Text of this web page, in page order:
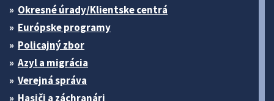
Okresné úrady/Klientske centrá
Európske programy
Policajný zbor
Azyl a migrácia
Verejná správa
Hasiči a záchranári